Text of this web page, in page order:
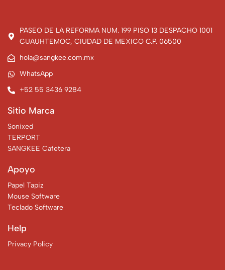
PASEO DE LA REFORMA NUM. 199 PISO 13 DESPACHO 1001
CUAUHTEMOC, CIUDAD DE MEXICO C.P. 06500
hola@sangkee.com.mx
WhatsApp
+52 55 3436 9284
Sitio Marca
Sonixed
TERPORT
SANGKEE Cafetera
Apoyo
Papel Tapiz
Mouse Software
Teclado Software
Help
Privacy Policy